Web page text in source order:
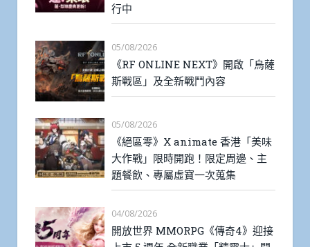
行中
05/08/2026
《RF ONLINE NEXT》開啟「烏薩
斯戰區」及全新戰鬥內容
05/08/2026
《絕區零》X animate 香港「美味
大作戰」限時開跑！限定周邊、主
題餐飲、專屬虛寶一次蒐集
04/08/2026
開放世界 MMORPG《傳奇4》迎接